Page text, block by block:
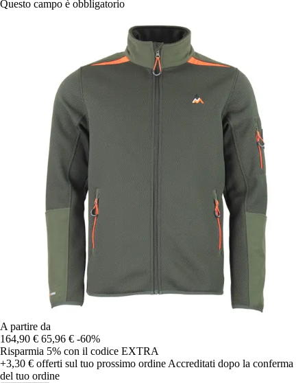
Questo campo è obbligatorio
A partire da
164,90 € 65,96 € -60%
Risparmia 5% con il codice EXTRA
+3,30 € offerti sul tuo prossimo ordine Accreditati dopo la conferma
del tuo ordine